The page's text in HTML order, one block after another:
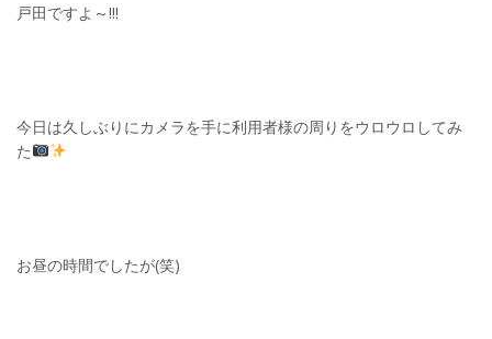
戸田ですよ～!!!
今日は久しぶりにカメラを手に利用者様の周りをウロウロしてみ
た
お昼の時間でしたが(笑)